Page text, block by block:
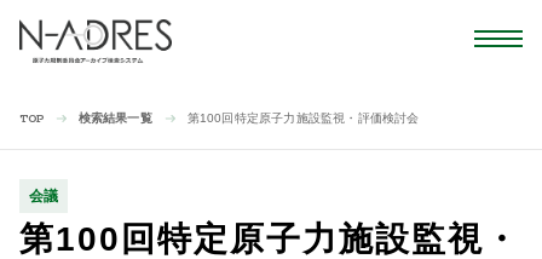
TOP 検索結果一覧 第100回特定原子力施設監視・評価検討会
会議
第100回特定原子力施設監視・